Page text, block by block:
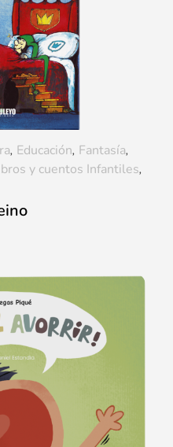
, Educación, Fantasía,
y cuentos Infantiles,